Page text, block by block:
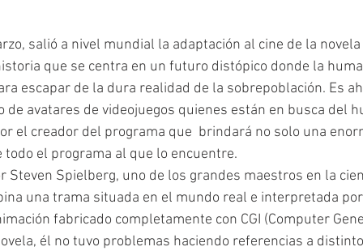
salió a nivel mundial la adaptación al cine de la novela
que se centra en un futuro distópico donde la
escapar de la dura realidad de la sobrepoblación. Es
de avatares de videojuegos quienes están en busca del
el creador del programa que  brindará no solo una
el programa al que lo encuentre.
Steven Spielberg, uno de los grandes maestros en la
una trama situada en el mundo real e interpretada
fabricado completamente con CGI (Computer
él no tuvo problemas haciendo referencias a